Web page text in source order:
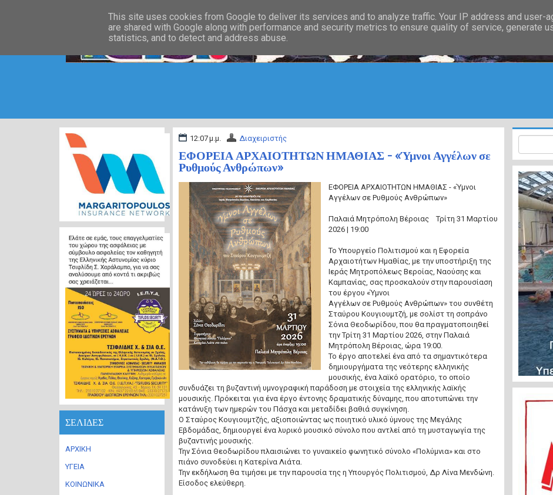
12:07 μ.μ. Διαχειριστής
ΕΦΟΡΕΙΑ ΑΡΧΑΙΟΤΗΤΩΝ ΗΜΑΘΙΑΣ - «Ύμνοι Αγγέλων σε
Ρυθμούς Ανθρώπων»
ΕΦΟΡΕΙΑ ΑΡΧΑΙΟΤΗΤΩΝ ΗΜΑΘΙΑΣ - «Ύμνοι
Αγγέλων σε Ρυθμούς Ανθρώπων»
Παλαιά Μητρόπολη Βέροιας Τρίτη 31 Μαρτίου
2026 | 19:00
Το Υπουργείο Πολιτισμού και η Εφορεία
Αρχαιοτήτων Ημαθίας, με την υποστήριξη της
Ιεράς Μητροπόλεως Βεροίας, Ναούσης και
Καμπανίας, σας προσκαλούν στην παρουσίαση
του έργου «Ύμνοι
Αγγέλων σε Ρυθμούς Ανθρώπων» του συνθέτη
Σταύρου Κουγιουμτζή, με σολίστ τη σοπράνο
Σόνια Θεοδωρίδου, που θα πραγματοποιηθεί
την Τρίτη 31 Μαρτίου 2026, στην Παλαιά
Μητρόπολη Βέροιας, ώρα 19:00.
Το έργο αποτελεί ένα από τα σημαντικότερα
δημιουργήματα της νεότερης ελληνικής
μουσικής, ένα λαϊκό ορατόριο, το οποίο
συνδυάζει τη βυζαντινή υμνογραφική παράδοση με στοιχεία της ελληνικής λαϊκής
μουσικής. Πρόκειται για ένα έργο έντονης δραματικής δύναμης, που αποτυπώνει την
κατάνυξη των ημερών του Πάσχα και μεταδίδει βαθιά συγκίνηση.
Ο Σταύρος Κουγιουμτζής, αξιοποιώντας ως ποιητικό υλικό ύμνους της Μεγάλης
Εβδομάδας, δημιουργεί ένα λυρικό μουσικό σύνολο που αντλεί από τη μυσταγωγία της
βυζαντινής μουσικής.
Την Σόνια Θεοδωρίδου πλαισιώνει το γυναικείο φωνητικό σύνολο «Πολύμνια» και στο
πιάνο συνοδεύει η Κατερίνα Λιάτα.
Την εκδήλωση θα τιμήσει με την παρουσία της η Υπουργός Πολιτισμού, Δρ Λίνα Μενδώνη.
Είσοδος ελεύθερη.
ΣΕΛΙΔΕΣ
ΑΡΧΙΚΗ
ΥΓΕΙΑ
ΚΟΙΝΩΝΙΚΑ
This site uses cookies from Google to deliver its services and to analyze traffic. Your IP address and user-
are shared with Google along with performance and security metrics to ensure quality of service, generate
statistics, and to detect and address abuse.